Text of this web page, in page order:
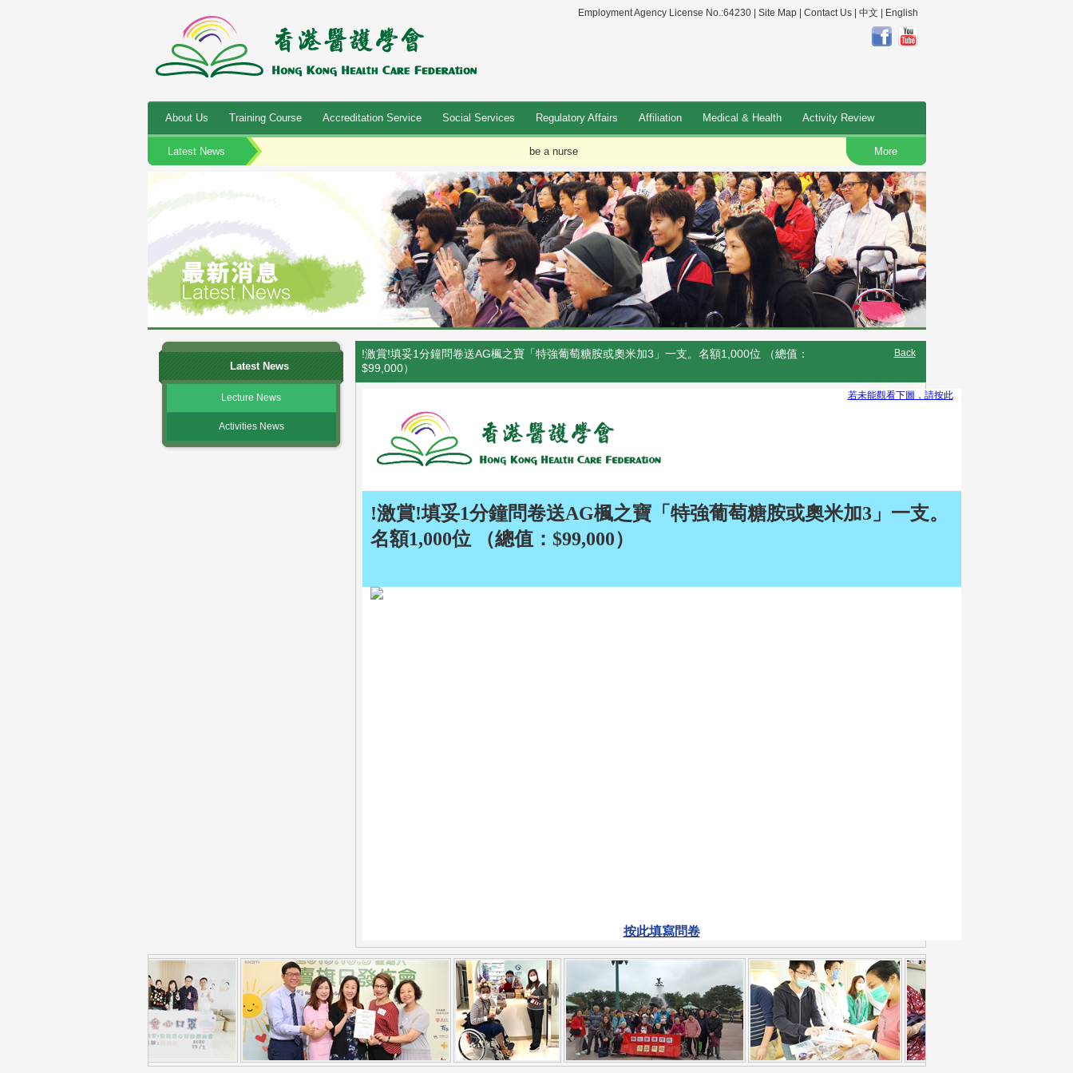
Employment Agency License No.:64230 | Site Map| Contact Us| 中文 English
About Us Training Course Accreditation Service Social Services Regulatory Affairs Affiliation Medical & Health Activity Review
Latest News be a nurse More
Latest News
Lecture News
Activities News
!激賞!填妥1分鐘問卷送AG楓之寶「特強葡萄糖胺或奧米加3」一支。名額1,000位 （總值：
$99,000）
Back
若未能觀看下圖，請按此
!激賞!填妥1分鐘問卷送AG楓之寶「特強葡萄糖胺或奧米加3」一支。
名額1,000位 （總值：$99,000）
按此填寫問卷